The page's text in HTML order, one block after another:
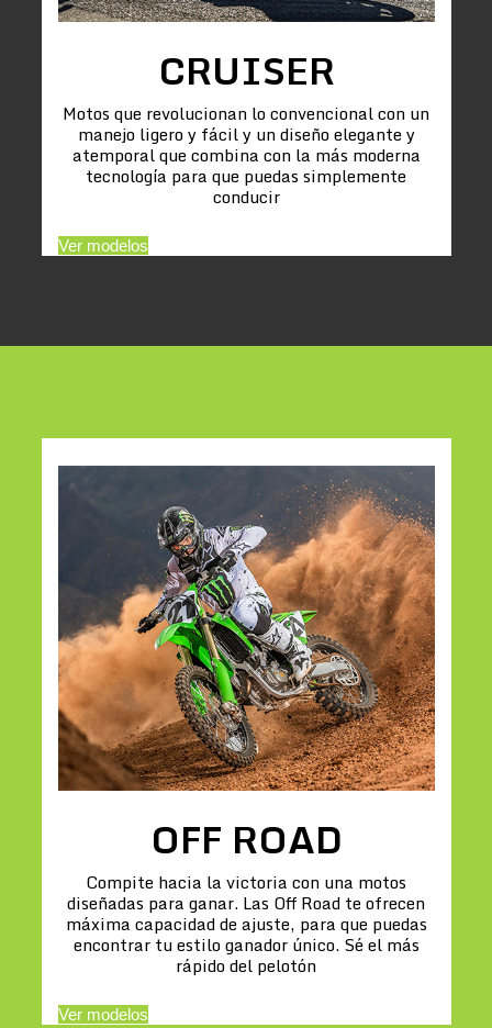
CRUISER
Motos que revolucionan lo convencional con un
manejo ligero y fácil y un diseño elegante y
atemporal que combina con la más moderna
tecnología para que puedas simplemente
conducir
Ver modelos
OFF ROAD
Compite hacia la victoria con una motos
diseñadas para ganar. Las Off Road te ofrecen
máxima capacidad de ajuste, para que puedas
encontrar tu estilo ganador único. Sé el más
rápido del pelotón
Ver modelos